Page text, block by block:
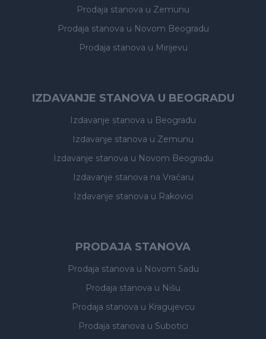
Prodaja stanova u Zemunu
Prodaja stanova u Novom Beogradu
Prodaja stanova u Mirijevu
IZDAVANJE STANOVA U BEOGRADU
Izdavanje stanova u Beogradu
Izdavanje stanova u Zemunu
Izdavanje stanova u Novom Beogradu
Izdavanje stanova na Vračaru
Izdavanje stanova u Rakovici
PRODAJA STANOVA
Prodaja stanova u Novom Sadu
Prodaja stanova u Nišu
Prodaja stanova u Kragujevcu
Prodaja stanova u Subotici